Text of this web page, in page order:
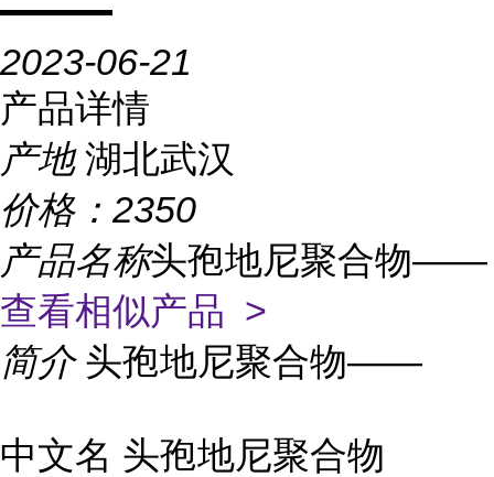
2023-06-21
产品详情
产地 湖北武汉
价格： 2350
产品名称头孢地尼聚合物——
查看相似产品 >
简介 头孢地尼聚合物——
中文名 头孢地尼聚合物